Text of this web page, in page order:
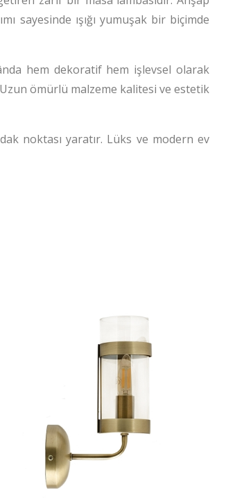
sayesinde ışığı yumuşak bir biçimde
hem dekoratif hem işlevsel olarak
ömürlü malzeme kalitesi ve estetik
noktası yaratır. Lüks ve modern ev